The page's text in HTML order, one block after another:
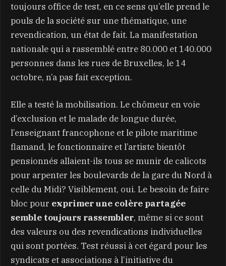
toujours office de test, en ce sens qu’elle prend le
pouls de la société sur une thématique, une
revendication, un état de fait. La manifestation
nationale qui a rassemblé entre 80.000 et 140.000
personnes dans les rues de Bruxelles, le 14
octobre, n’a pas fait exception.
Elle a testé la mobilisation. Le chômeur en voie
d’exclusion et le malade de longue durée,
l’enseignant francophone et le pilote maritime
flamand, le fonctionnaire et l’artiste bientôt
pensionnés allaient-ils tous se munir de calicots
pour arpenter les boulevards de la gare du Nord à
celle du Midi? Visiblement, oui. Le besoin de faire
bloc pour exprimer une colère partagée
semble toujours rassembler, même si ce sont
des valeurs ou des revendications individuelles
qui sont portées. Test réussi à cet égard pour les
syndicats et associations à l’initiative du